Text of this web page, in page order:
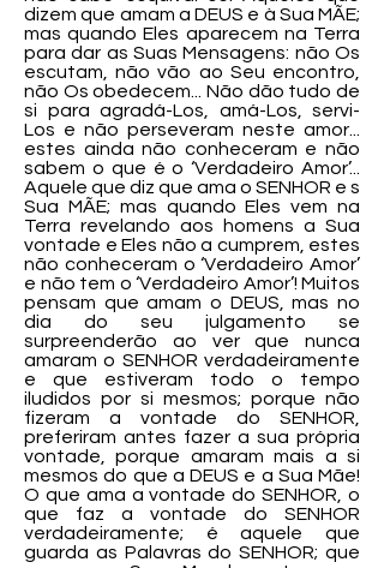
dizem que amam a DEUS e à Sua MÃE;
mas quando Eles aparecem na Terra
para dar as Suas Mensagens: não Os
escutam, não vão ao Seu encontro,
não Os obedecem... Não dão tudo de
si para agradá-Los, amá-Los, servi-
Los e não perseveram neste amor...
estes ainda não conheceram e não
sabem o que é o ‘Verdadeiro Amor’...
Aquele que diz que ama o SENHOR e s
Sua MÃE; mas quando Eles vem na
Terra revelando aos homens a Sua
vontade e Eles não a cumprem, estes
não conheceram o ‘Verdadeiro Amor’
e não tem o ‘Verdadeiro Amor’! Muitos
pensam que amam o DEUS, mas no
dia do seu julgamento se
surpreenderão ao ver que nunca
amaram o SENHOR verdadeiramente
e que estiveram todo o tempo
iludidos por si mesmos; porque não
fizeram a vontade do SENHOR,
preferiram antes fazer a sua própria
vontade, porque amaram mais a si
mesmos do que a DEUS e a Sua Mãe!
O que ama a vontade do SENHOR, o
que faz a vontade do SENHOR
verdadeiramente; é aquele que
guarda as Palavras do SENHOR; que